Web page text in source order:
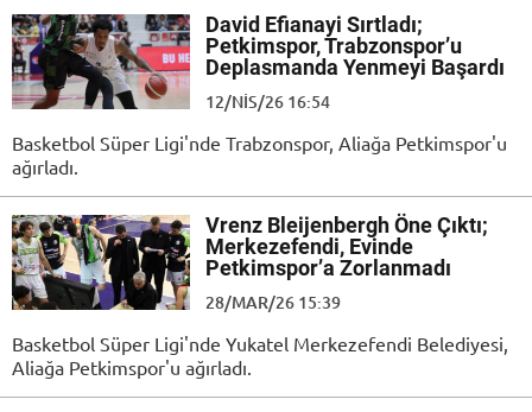
David Efianayi Sırtladı;
Petkimspor, Trabzonspor’u
Deplasmanda Yenmeyi Başardı
12/NIS/26 16:54
Basketbol Süper Ligi'nde Trabzonspor, Aliağa Petkimspor'u
ağırladı.
Vrenz Bleijenbergh Öne Çıktı;
Merkezefendi, Evinde
Petkimspor’a Zorlanmadı
28/MAR/26 15:39
Basketbol Süper Ligi'nde Yukatel Merkezefendi Belediyesi,
Aliağa Petkimspor'u ağırladı.